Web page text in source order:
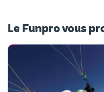
Le Funpro vous